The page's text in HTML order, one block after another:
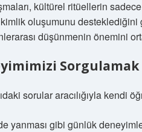
kültürel ritüellerin
oluşumunu
düşünmenin önemini
Sorgulamak
sorular aracılığıyla kendi
yanması gibi günlük